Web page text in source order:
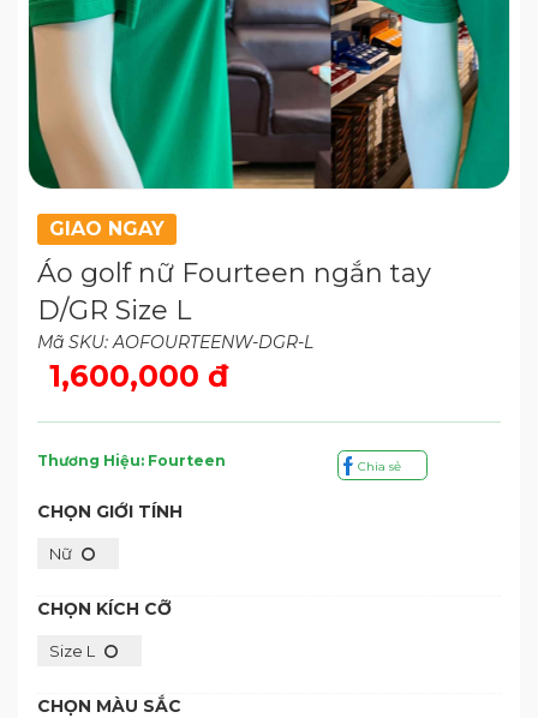
GIAO NGAY
Áo golf nữ Fourteen ngắn tay
D/GR Size L
Mã SKU: AOFOURTEENW-DGR-L
1,600,000 đ
Thương Hiệu: Fourteen Chia sẻ
CHỌN GIỚI TÍNH
Nữ
CHỌN KÍCH CỠ
Size L
CHỌN MÀU SẮC